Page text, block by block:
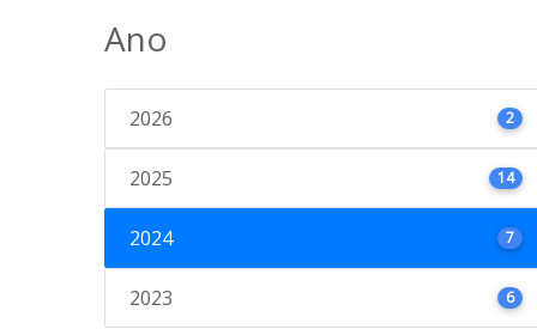
Ano
2026 2
2025 14
2024 7
2023 6